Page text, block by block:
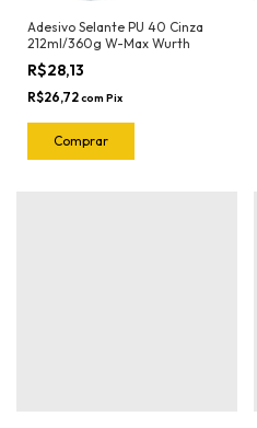
Adesivo Selante PU 40 Cinza
212ml/360g W-Max Wurth
R$28,13
R$26,72com Pix